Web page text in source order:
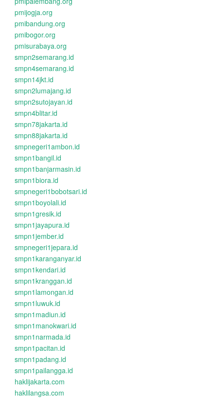
pmijogja.org
pmibandung.org
pmibogor.org
pmisurabaya.org
smpn2semarang.id
smpn4semarang.id
smpn14jkt.id
smpn2lumajang.id
smpn2sutojayan.id
smpn4blitar.id
smpn78jakarta.id
smpn88jakarta.id
smpnegeri1ambon.id
smpn1bangil.id
smpn1banjarmasin.id
smpn1biora.id
smpnegeri1bobotsari.id
smpn1boyolali.id
smpn1gresik.id
smpn1jayapura.id
smpn1jember.id
smpnegeri1jepara.id
smpn1karanganyar.id
smpn1kendari.id
smpn1kranggan.id
smpn1lamongan.id
smpn1luwuk.id
smpn1madiun.id
smpn1manokwari.id
smpn1narmada.id
smpn1pacitan.id
smpn1padang.id
smpn1pailangga.id
haklijakarta.com
haklilangsa.com